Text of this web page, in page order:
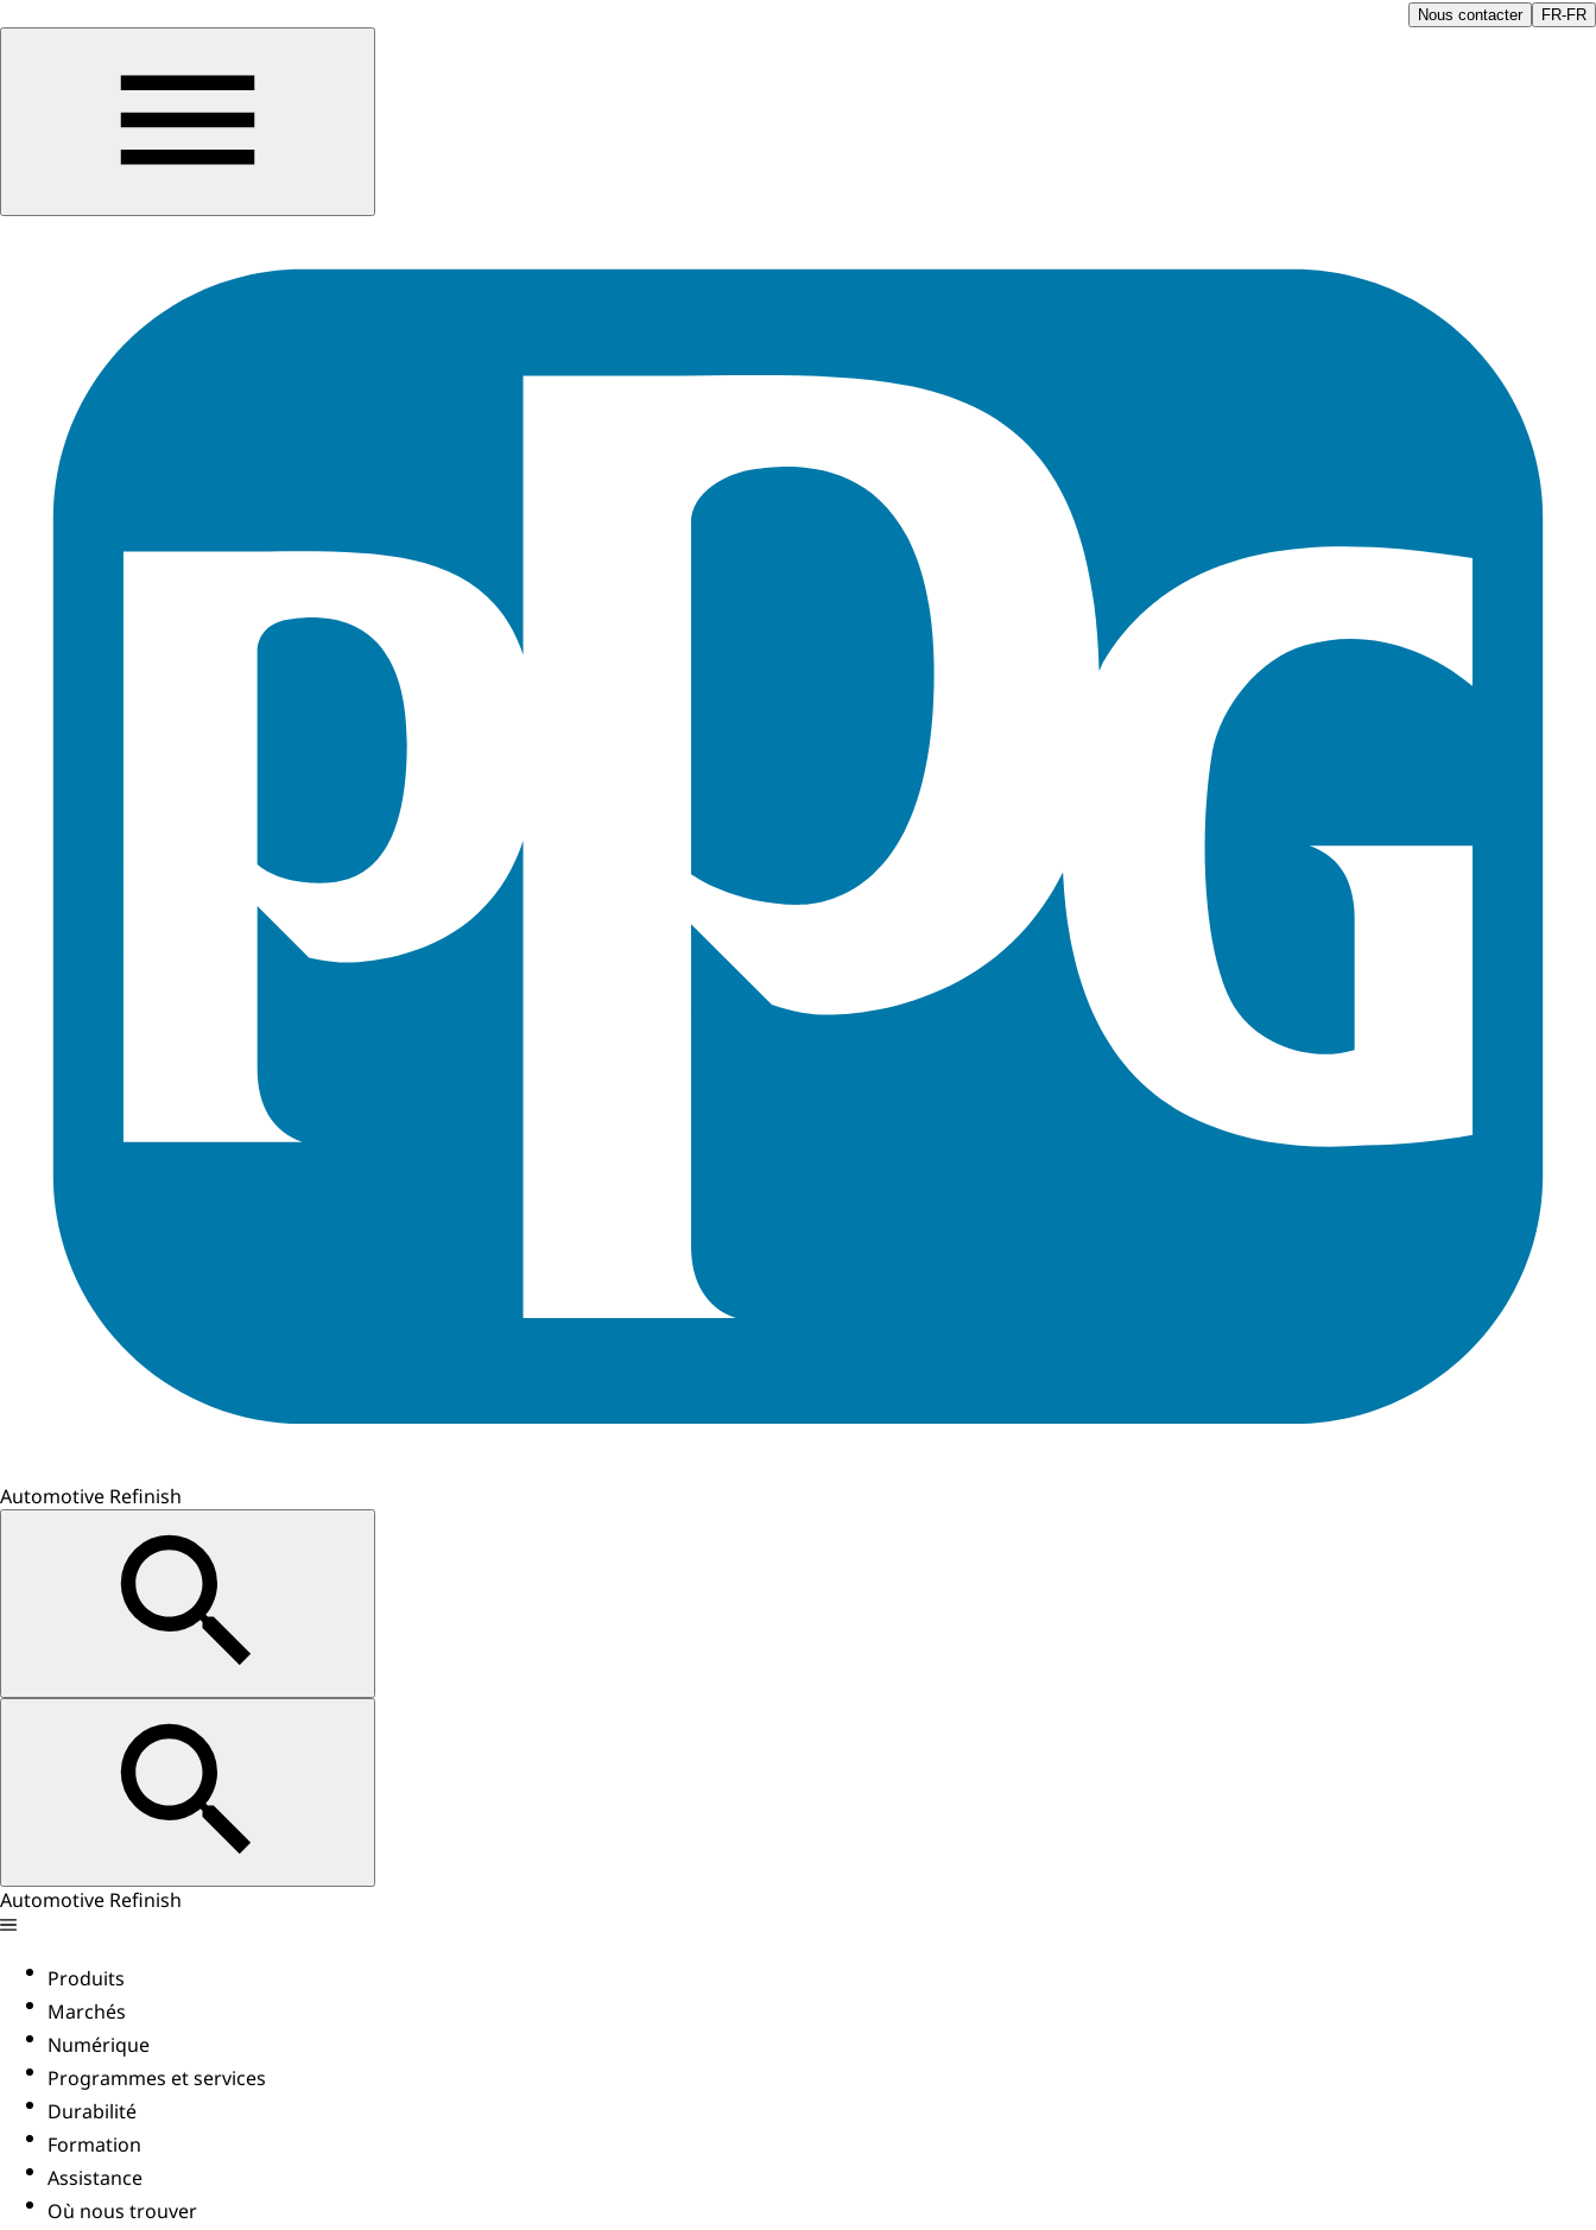
Nous contacter FR-FR
Automotive Refinish
Automotive Refinish
Produits
Marchés
Numérique
Programmes et services
Durabilité
Formation
Assistance
Où nous trouver